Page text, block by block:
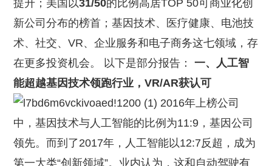
提升；美国以31/50的比例高居TOP 50可商业化创
新公司分布的榜首；基因技术、医疗健康、电池技
术、社交、VR、企业服务和电子商务这七领域，存
在更多投资机会。 以下是部分报告：一、人工智
能超越基因技术领跑行业，VR/AR获认可
2016年上榜公司
中，基因技术与人工智能的比例为11:9，基因公司
领先。而到了2017年，人工智能以12:7反超，成为
第一大类“创新领域”。业内认为，这和自动驾驶有